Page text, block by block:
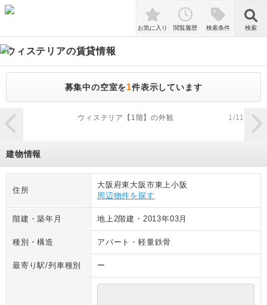
検索
お気に入り 閲覧履歴 検索条件 検索
ウィステリアの賃貸情報
募集中の空室を1件表示しています
zoom_in
ウィステリア【1階】の外観 1/11
建物情報
住所
大阪府東大阪市東上小阪
周辺物件を探す
階建・築年月 地上2階建 ・ 2013年03月
種別・構造 アパート ・軽量鉄骨
最寄り駅/列車種別 ー